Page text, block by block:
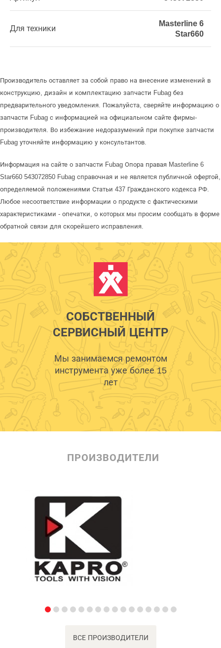
Для техники
Masterline 6
Star660
Производитель оставляет за собой право на внесение изменений в
конструкцию, дизайн и комплектацию запчасти Fubag без
предварительного уведомления. Пожалуйста, сверяйте информацию о
запчасти Fubag с информацией на официальном сайте фирмы-
производителя. Во избежание недоразумений при покупке запчасти
Fubag уточняйте информацию у консультантов.
Информация на сайте о запчасти Fubag Опора правая Masterline 6
Star660 543072850 Fubag справочная и не является публичной офертой,
определяемой положениями Статьи 437 Гражданского кодекса РФ.
Любое несоответствие информации о продукте с фактическими
характеристиками - опечатки, о которых мы просим сообщать в форме
обратной связи для скорейшего исправления.
СОБСТВЕННЫЙ
СЕРВИСНЫЙ ЦЕНТР
Мы занимаемся ремонтом
инструмента уже более 15
лет
ПРОИЗВОДИТЕЛИ
ВСЕ ПРОИЗВОДИТЕЛИ